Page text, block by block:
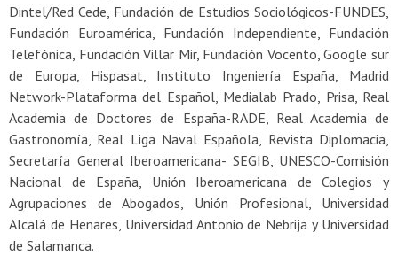
Dintel/Red Cede, Fundación de Estudios Sociológicos-FUNDES,
Fundación Euroamérica, Fundación Independiente, Fundación
Telefónica, Fundación Villar Mir, Fundación Vocento, Google sur
de Europa, Hispasat, Instituto Ingeniería España, Madrid
Network-Plataforma del Español, Medialab Prado, Prisa, Real
Academia de Doctores de España-RADE, Real Academia de
Gastronomía, Real Liga Naval Española, Revista Diplomacia,
Secretaría General Iberoamericana- SEGIB, UNESCO-Comisión
Nacional de España, Unión Iberoamericana de Colegios y
Agrupaciones de Abogados, Unión Profesional, Universidad
Alcalá de Henares, Universidad Antonio de Nebrija y Universidad
de Salamanca.